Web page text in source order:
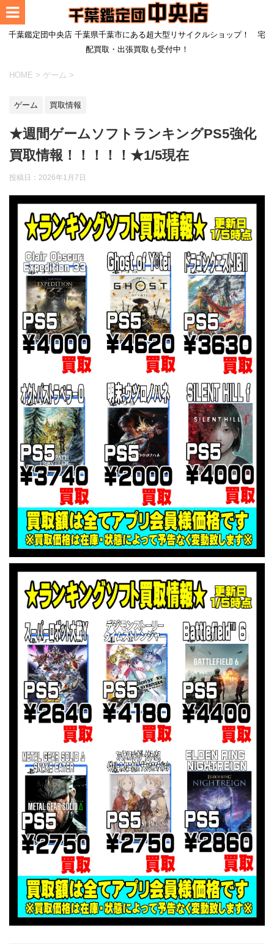
千葉鑑定団中央店 千葉県千葉市にある超大型リサイクルショップ！ 宅
配買取・出張買取も受付中！
HOME > ゲーム >
ゲーム 買取情報
★週間ゲームソフトランキングPS5強化
買取情報！！！！！★1/5現在
投稿日： 2026年1月7日